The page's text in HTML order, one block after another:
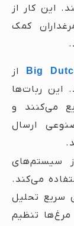
این کار از
کمک
Big
از
این ربات‌ها
می‌کنند و
ارسال
سیستم‌های
می‌کند.
سریع تحلیل
تنظیم